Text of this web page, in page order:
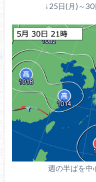
↓25日(月)～
週の半ばを中